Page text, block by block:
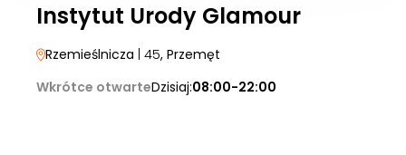
Instytut Urody Glamour
Rzemieślnicza | 45, Przemęt
Wkrótce otwarteDzisiaj:08:00-22:00